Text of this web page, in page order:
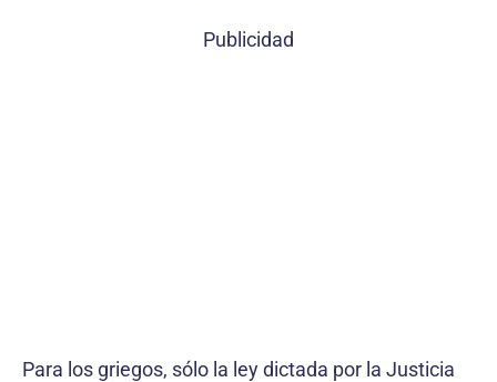
Publicidad
Para los griegos, sólo la ley dictada por la Justicia